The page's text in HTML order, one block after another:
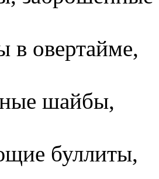
овертайме,
шайбы,
буллиты,